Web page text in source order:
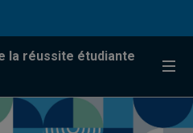
la réussite étudiante